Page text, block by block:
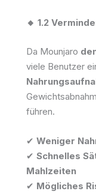
🔸 1.2
Da Mounjaro
viele Benutzer
führen.
✔ Weniger
✔ Schnelles
Mahlzeiten
✔ Mögliches